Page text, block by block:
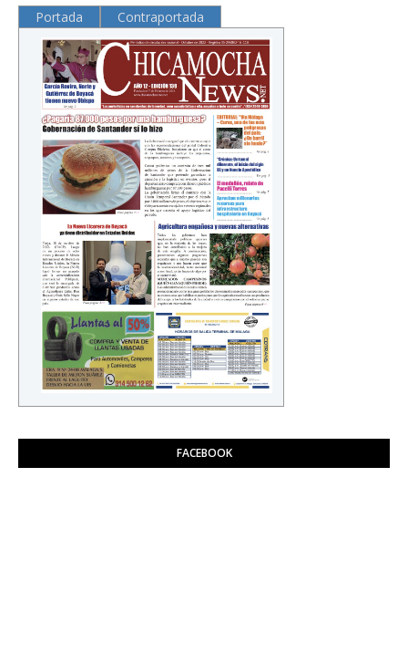
Portada Contraportada
FACEBOOK